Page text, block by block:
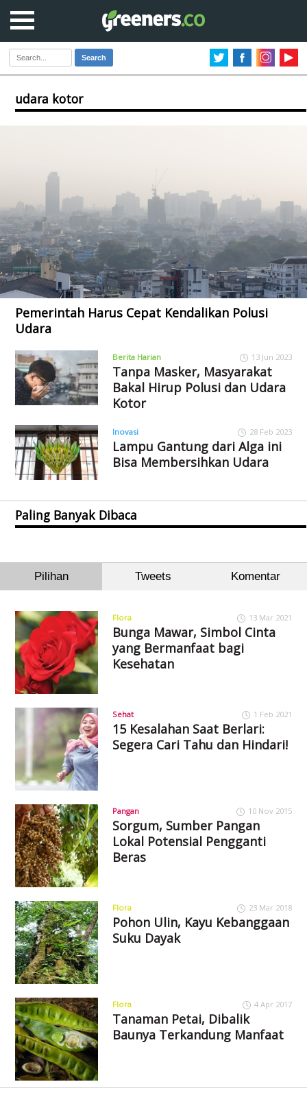
Search
udara kotor
Pemerintah Harus Cepat Kendalikan Polusi
Udara
Berita Harian 13 Jun 2023
Tanpa Masker, Masyarakat
Bakal Hirup Polusi dan Udara
Kotor
Inovasi 28 Feb 2023
Lampu Gantung dari Alga ini
Bisa Membersihkan Udara
Paling Banyak Dibaca
Pilihan Tweets Komentar
Flora 13 Mar 2021
Bunga Mawar, Simbol Cinta
yang Bermanfaat bagi
Kesehatan
Sehat 1 Feb 2021
15 Kesalahan Saat Berlari:
Segera Cari Tahu dan Hindari!
Pangan 10 Nov 2015
Sorgum, Sumber Pangan
Lokal Potensial Pengganti
Beras
Flora 23 Mar 2018
Pohon Ulin, Kayu Kebanggaan
Suku Dayak
Flora 4 Apr 2017
Tanaman Petai, Dibalik
Baunya Terkandung Manfaat